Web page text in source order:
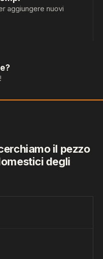
aggiungere nuovi
il pezzo
degli